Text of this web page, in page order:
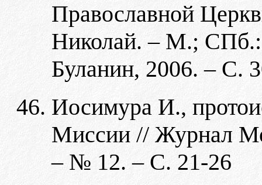
Православной
Николай. – М.;
Буланин, 2006. – С.
Иосимура И.,
Миссии // Журнал
– № 12. – С. 21-26